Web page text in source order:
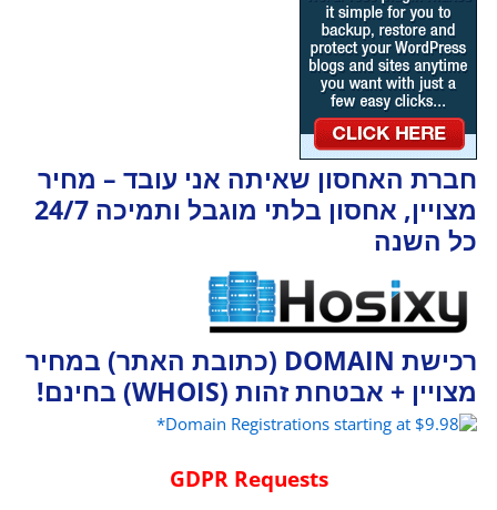
חברת האחסון שאיתה אני עובד – מחיר
מצויין, אחסון בלתי מוגבל ותמיכה 24/7
כל השנה
רכישת DOMAIN (כתובת האתר) במחיר
מצויין + אבטחת זהות (WHOIS) בחינם!
GDPR Requests